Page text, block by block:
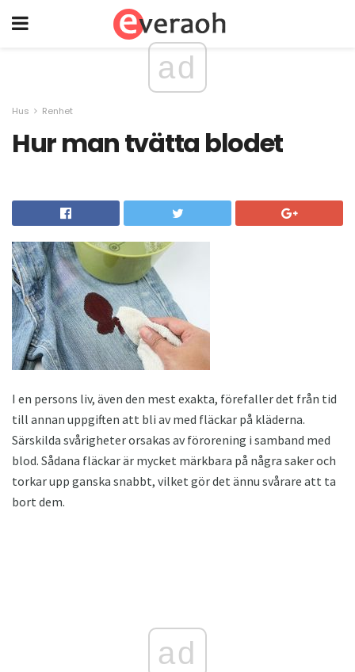
ad
Hus Renhet
Hur man tvätta blodet
I en persons liv, även den mest exakta, förefaller det från tid
till annan uppgiften att bli av med fläckar på kläderna.
Särskilda svårigheter orsakas av förorening i samband med
blod. Sådana fläckar är mycket märkbara på några saker och
torkar upp ganska snabbt, vilket gör det ännu svårare att ta
bort dem.
ad